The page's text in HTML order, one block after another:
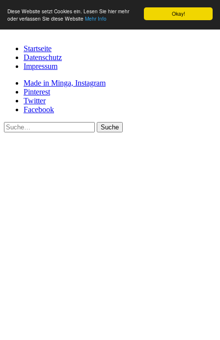
Okay!
Diese Website setzt Cookies ein. Lesen Sie hier mehr
oder verlassen Sie diese Website Mehr Info
Startseite
Datenschutz
Impressum
Made in Minga, Instagram
Pinterest
Twitter
Facebook
Suche